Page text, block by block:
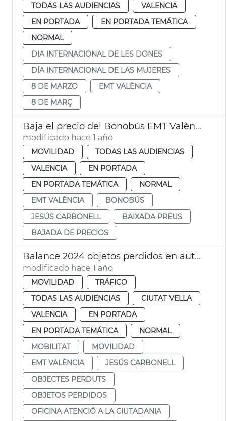
TODAS LAS AUDIENCIAS
VALENCIA
EN PORTADA
EN PORTADA TEMÁTICA
NORMAL
DIA INTERNACIONAL DE LES DONES
DÍA INTERNACIONAL DE LAS MUJERES
8 DE MARZO
EMT VALÈNCIA
8 DE MARÇ
Baja el precio del Bonobús EMT València
modificado hace 1 año
MOVILIDAD
TODAS LAS AUDIENCIAS
VALENCIA
EN PORTADA
EN PORTADA TEMÁTICA
NORMAL
EMT VALÈNCIA
BONOBÚS
JESÚS CARBONELL
BAIXADA PREUS
BAJADA DE PRECIOS
Balance 2024 objetos perdidos en autobuses de EMT València
modificado hace 1 año
MOVILIDAD
TRÁFICO
TODAS LAS AUDIENCIAS
CIUTAT VELLA
VALENCIA
EN PORTADA
EN PORTADA TEMÁTICA
NORMAL
MOBILITAT
MOVILIDAD
EMT VALÈNCIA
JESÚS CARBONELL
OBJECTES PERDUTS
OBJETOS PERDIDOS
OFICINA ATENCIÓ A LA CIUTADANIA